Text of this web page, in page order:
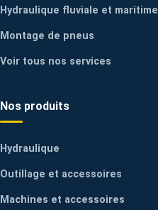
Hydraulique fluviale et maritime
Montage de pneus
Voir tous nos services
Nos produits
Hydraulique
Outillage et accessoires
Machines et accessoires